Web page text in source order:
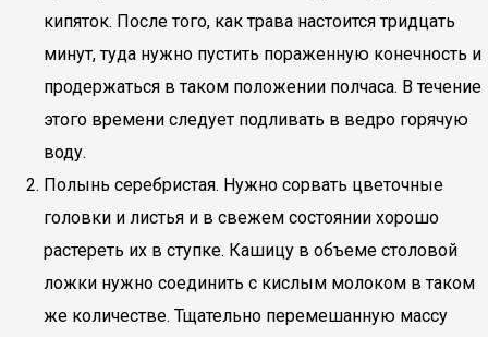
кипяток. После того, как трава настоится тридцать
минут, туда нужно пустить пораженную конечность и
продержаться в таком положении полчаса. В течение
этого времени следует подливать в ведро горячую
воду.
Полынь серебристая. Нужно сорвать цветочные
головки и листья и в свежем состоянии хорошо
растереть их в ступке. Кашицу в объеме столовой
ложки нужно соединить с кислым молоком в таком
же количестве. Тщательно перемешанную массу